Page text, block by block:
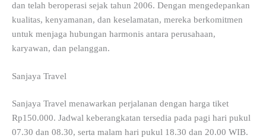
dan telah beroperasi sejak tahun 2006. Dengan mengedepankan
kualitas, kenyamanan, dan keselamatan, mereka berkomitmen
untuk menjaga hubungan harmonis antara perusahaan,
karyawan, dan pelanggan.
Sanjaya Travel
Sanjaya Travel menawarkan perjalanan dengan harga tiket
Rp150.000. Jadwal keberangkatan tersedia pada pagi hari pukul
07.30 dan 08.30, serta malam hari pukul 18.30 dan 20.00 WIB.